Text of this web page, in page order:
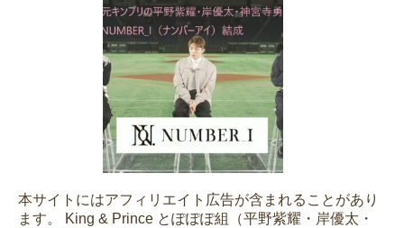
本サイトにはアフィリエイト広告が含まれることがあり
ます。 King & Prince とぽぽぽ組（平野紫耀・岸優太・